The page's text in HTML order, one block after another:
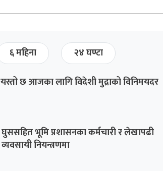
६ महिना २४ घण्टा
यस्तो छ आजका लागि विदेशी मुद्राको विनिमयदर
घुससहित भूमि प्रशासनका कर्मचारी र लेखापढी
व्यवसायी नियन्त्रणमा